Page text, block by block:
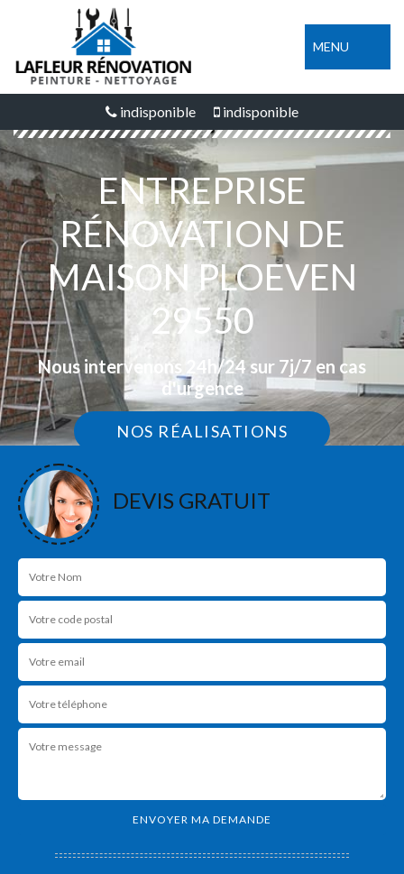
MENU
indisponible indisponible
ENTREPRISE
RÉNOVATION DE
MAISON PLOEVEN
29550
Nous intervenons 24h/24 sur 7j/7 en cas
d'urgence
NOS RÉALISATIONS
DEVIS GRATUIT